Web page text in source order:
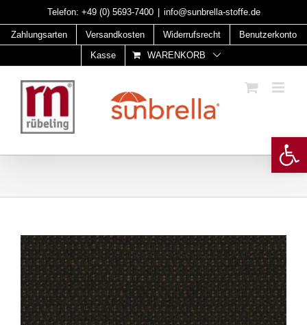
to
content
Telefon: +49 (0) 5693-7400 info@sunbrella-stoffe.de
Zahlungsarten Versandkosten Widerrufsrecht
Benutzerkonto
Kasse
WARENKORB